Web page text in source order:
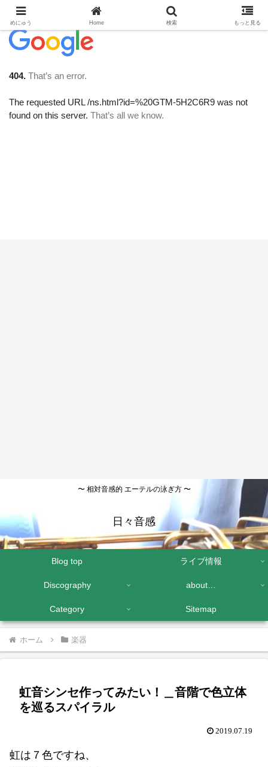
〜 相対音感的 エーテルの泳ぎ方 〜
日々音感
Blog top ライブ情報
Discography about…
Category Sitemap
ホーム 楽器
虹音シンセ作ってみたい！＿音階で色立体
を巡るスパイラル
2019.07.19
虹は７色ですね、
めにゅう Home 検索 もっと見る